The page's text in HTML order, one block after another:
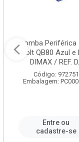
Bomba Periférica
Bivolt QB80 Azul e
DIMAX / REF.
Código: 972751
Embalagem:
Entre ou
cadastre-se